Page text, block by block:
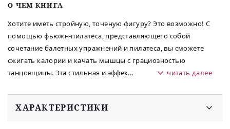
O ЧЕМ КНИГА
Хотите иметь стройную, точеную фигуру? Это возможно! С
помощью фьюжн-пилатеса, представляющего собой
сочетание балетных упражнений и пилатеса, вы сможете
сжигать калории и качать мышцы с грациозностью
танцовщицы. Эта стильная и эффек... читать далее
ХАРАКТЕРИСТИКИ